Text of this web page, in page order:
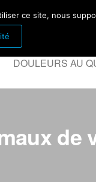
DOULEURS AU
de
ce site, nous